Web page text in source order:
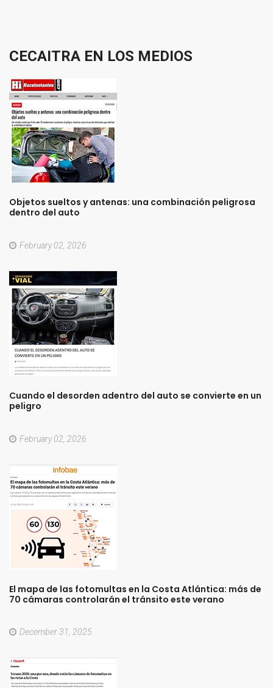
CECAITRA EN LOS MEDIOS
Objetos sueltos y antenas: una combinación peligrosa
dentro del auto
February 02, 2026
Cuando el desorden adentro del auto se convierte en un
peligro
February 02, 2026
El mapa de las fotomultas en la Costa Atlántica: más de
70 cámaras controlarán el tránsito este verano
December 31, 2025